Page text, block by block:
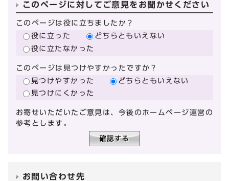
このページに対してご意見をお聞かせください
このページは役に立ちましたか？
役に立った
どちらともいえない
役に立たなかった
このページは見つけやすかったですか？
見つけやすかった
どちらともいえない
見つけにくかった
お寄せいただいたご意見は、今後のホームページ運営の
参考とします。
お問い合わせ先